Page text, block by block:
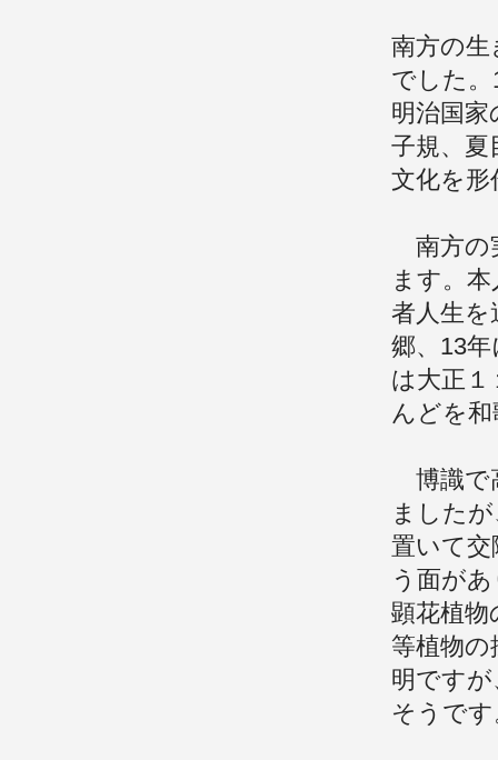
南方の
でした
明治国
子規、夏
文化を
南方の
ます。
者人生
郷、13
は大正
んどを
博識で
ました
置いて
う面が
顕花植
等植物
明です
そうで